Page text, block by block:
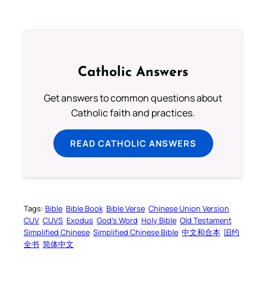
Catholic Answers
Get answers to common questions about
Catholic faith and practices.
READ CATHOLIC ANSWERS
Tags: Bible Bible Book Bible Verse Chinese Union Version
CUV CUVS Exodus God’s Word Holy Bible Old Testament
Simplified Chinese Simplified Chinese Bible 中文和合本 旧约
全书 简体中文